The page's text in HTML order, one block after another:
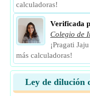
calculadoras!
Verificada
Colegio de
¡Pragati
más calculadoras!
Ley de dilución